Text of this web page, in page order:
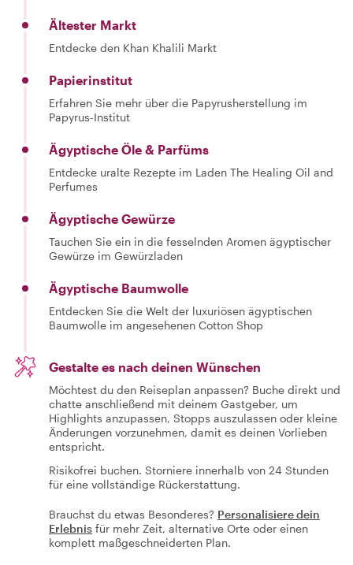
Ältester Markt
Entdecke den Khan Khalili Markt
Papierinstitut
Erfahren Sie mehr über die Papyrusherstellung im
Papyrus-Institut
Ägyptische Öle & Parfüms
Entdecke uralte Rezepte im Laden The Healing Oil and
Perfumes
Ägyptische Gewürze
Tauchen Sie ein in die fesselnden Aromen ägyptischer
Gewürze im Gewürzladen
Ägyptische Baumwolle
Entdecken Sie die Welt der luxuriösen ägyptischen
Baumwolle im angesehenen Cotton Shop
Gestalte es nach deinen Wünschen
Möchtest du den Reiseplan anpassen? Buche direkt und
chatte anschließend mit deinem Gastgeber, um
Highlights anzupassen, Stopps auszulassen oder kleine
Änderungen vorzunehmen, damit es deinen Vorlieben
entspricht.
Risikofrei buchen. Storniere innerhalb von 24 Stunden
für eine vollständige Rückerstattung.
Brauchst du etwas Besonderes? Personalisiere dein
Erlebnis für mehr Zeit, alternative Orte oder einen
komplett maßgeschneiderten Plan.